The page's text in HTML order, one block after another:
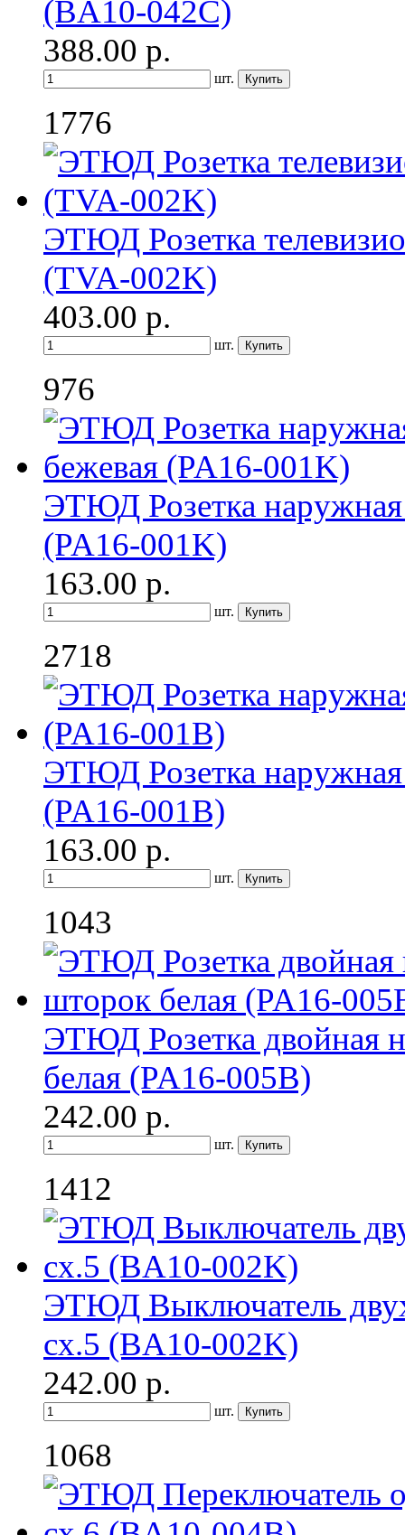
(BA10-042C)
388.00 р.
шт.
1776
ЭТЮД Розетка
(TVA-002K)
403.00 р.
шт.
976
ЭТЮД Розетка наружная
(PA16-001K)
163.00 р.
шт.
2718
ЭТЮД Розетка наружная
(PA16-001B)
163.00 р.
шт.
1043
ЭТЮД Розетка двойная
белая (PA16-005B)
242.00 р.
шт.
1412
ЭТЮД Выключатель
сх.5 (BA10-002K)
242.00 р.
шт.
1068